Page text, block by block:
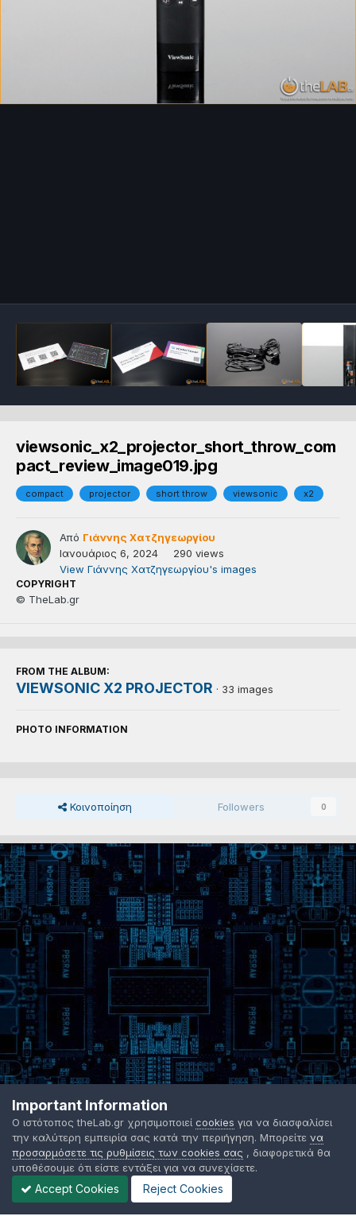
viewsonic_x2_projector_short_throw_com
pact_review_image019.jpg
compact projector short throw viewsonic x2
Από Γιάννης Χατζηγεωργίου
Ιανουάριος 6, 2024
290 views
View Γιάννης Χατζηγεωργίου's images
COPYRIGHT
© TheLab.gr
FROM THE ALBUM:
VIEWSONIC X2 PROJECTOR · 33 images
PHOTO INFORMATION
Κοινοποίηση Followers 0
Important Information
Ο ιστότοπος theLab.gr χρησιμοποιεί cookies για να διασφαλίσει
την καλύτερη εμπειρία σας κατά την περιήγηση. Μπορείτε να
προσαρμόσετε τις ρυθμίσεις των cookies σας , διαφορετικά θα
υποθέσουμε ότι είστε εντάξει για να συνεχίσετε.
Accept Cookies Reject Cookies